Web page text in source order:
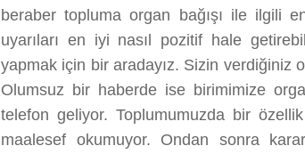
beraber topluma organ bağışı ile ilgili
uyarıları en iyi nasıl pozitif hale
yapmak için bir aradayız. Sizin verdiğiniz
Olumsuz bir haberde ise birimimize
telefon geliyor. Toplumumuzda bir
maalesef okumuyor. Ondan sonra